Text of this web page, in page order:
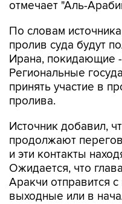
отмечает "Аль-
По словам
пролив суда будут
Ирана, покидающие
Региональные
принять участие в
пролива.
Источник добавил,
продолжают
и эти контакты
Ожидается, что
Аракчи отправится
выходные или в